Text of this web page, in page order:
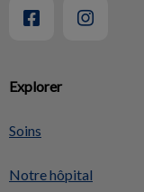
Explorer
Soins
Notre hôpital